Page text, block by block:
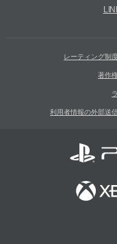
レーティング制
著作
利用者情報の外部送